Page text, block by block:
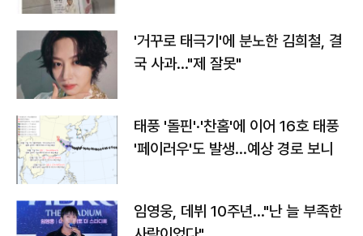
'거꾸로 태극기'에 분노한 김희철, 결
국 사과…"제 잘못"
태풍 '돌핀'·'찬홈'에 이어 16호 태풍
'페이러우'도 발생…예상 경로 보니
임영웅, 데뷔 10주년…"난 늘 부족한